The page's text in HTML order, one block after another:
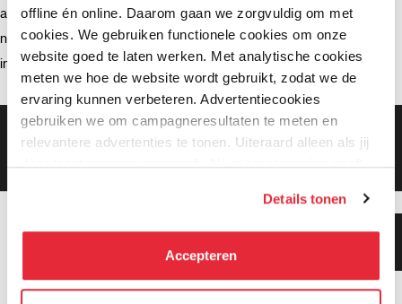
offline én online. Daarom gaan we zorgvuldig om met
cookies. We gebruiken functionele cookies om onze
website goed te laten werken. Met analytische cookies
meten we hoe de website wordt gebruikt, zodat we de
ervaring kunnen verbeteren. Advertentiecookies
gebruiken we om campagneresultaten te meten en
relevantere advertenties te tonen. Uiteraard alleen als jij
daar toestemming voor geeft. Als je toestemming geeft,
kunnen deze gegevens combineren met informatie die zij
hebben verzameld via het gebruik van hun diensten. Je
kunt alle cookies accepteren, alleen noodzakelijke
Details tonen
Accepteren
advies (2)
netwerkrecorder (2)
intercom (2)
Gratis bezorging vanaf €99,-
Gratis retourneren binnen 90 dagen*
Klanten geven ons een 9.3 gemiddeld
Klanten geven ons 9.3
gemiddeld!